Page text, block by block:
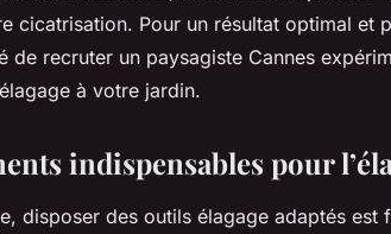
cicatrisation. Pour un résultat optimal et
de recruter un paysagiste Cannes
à votre jardin.
indispensables pour
disposer des outils élagage adaptés est